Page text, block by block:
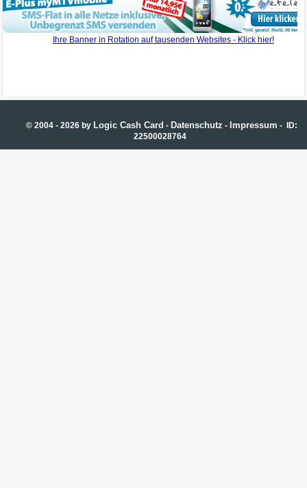
© 2004 - 2026 by Logic Cash Card - Datenschutz - Impressum - ID:
22500028764